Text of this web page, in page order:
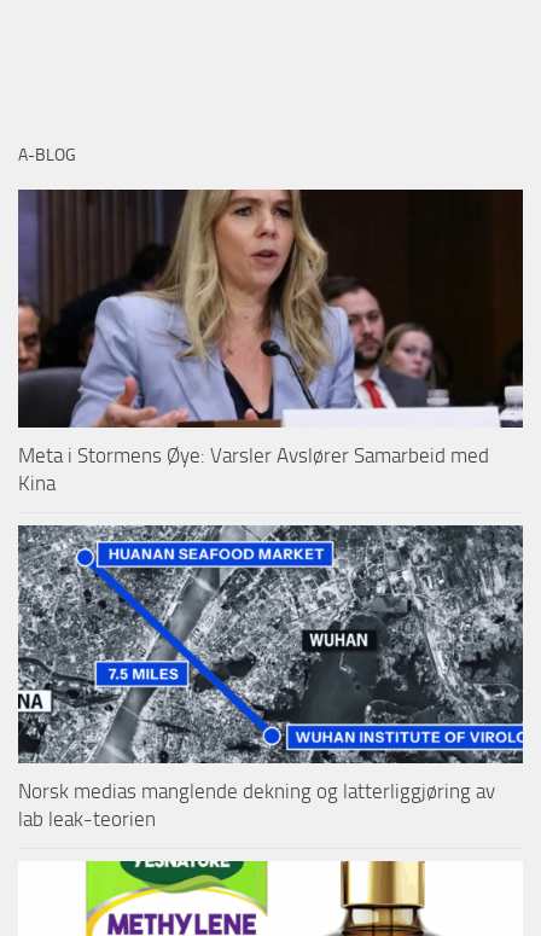
A-BLOG
Meta i Stormens Øye: Varsler Avslører Samarbeid med
Kina
Norsk medias manglende dekning og latterliggjøring av
lab leak-teorien